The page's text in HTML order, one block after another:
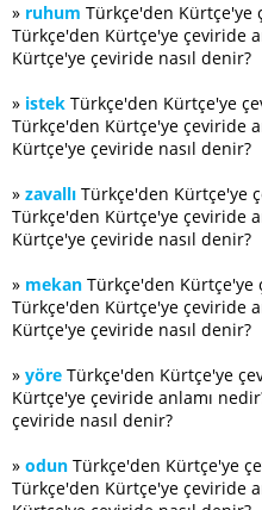
» ruhum Türkçe'den Kürtçe'ye
Türkçe'den Kürtçe'ye çeviride
Kürtçe'ye çeviride nasıl denir?
» istek Türkçe'den Kürtçe'ye
Türkçe'den Kürtçe'ye çeviride
Kürtçe'ye çeviride nasıl denir?
» zavallı Türkçe'den Kürtçe'ye
Türkçe'den Kürtçe'ye çeviride
Kürtçe'ye çeviride nasıl denir?
» mekan Türkçe'den Kürtçe'ye
Türkçe'den Kürtçe'ye çeviride
Kürtçe'ye çeviride nasıl denir?
» yöre Türkçe'den Kürtçe'ye
Kürtçe'ye çeviride anlamı
çeviride nasıl denir?
» odun Türkçe'den Kürtçe'ye
Türkçe'den Kürtçe'ye çeviride